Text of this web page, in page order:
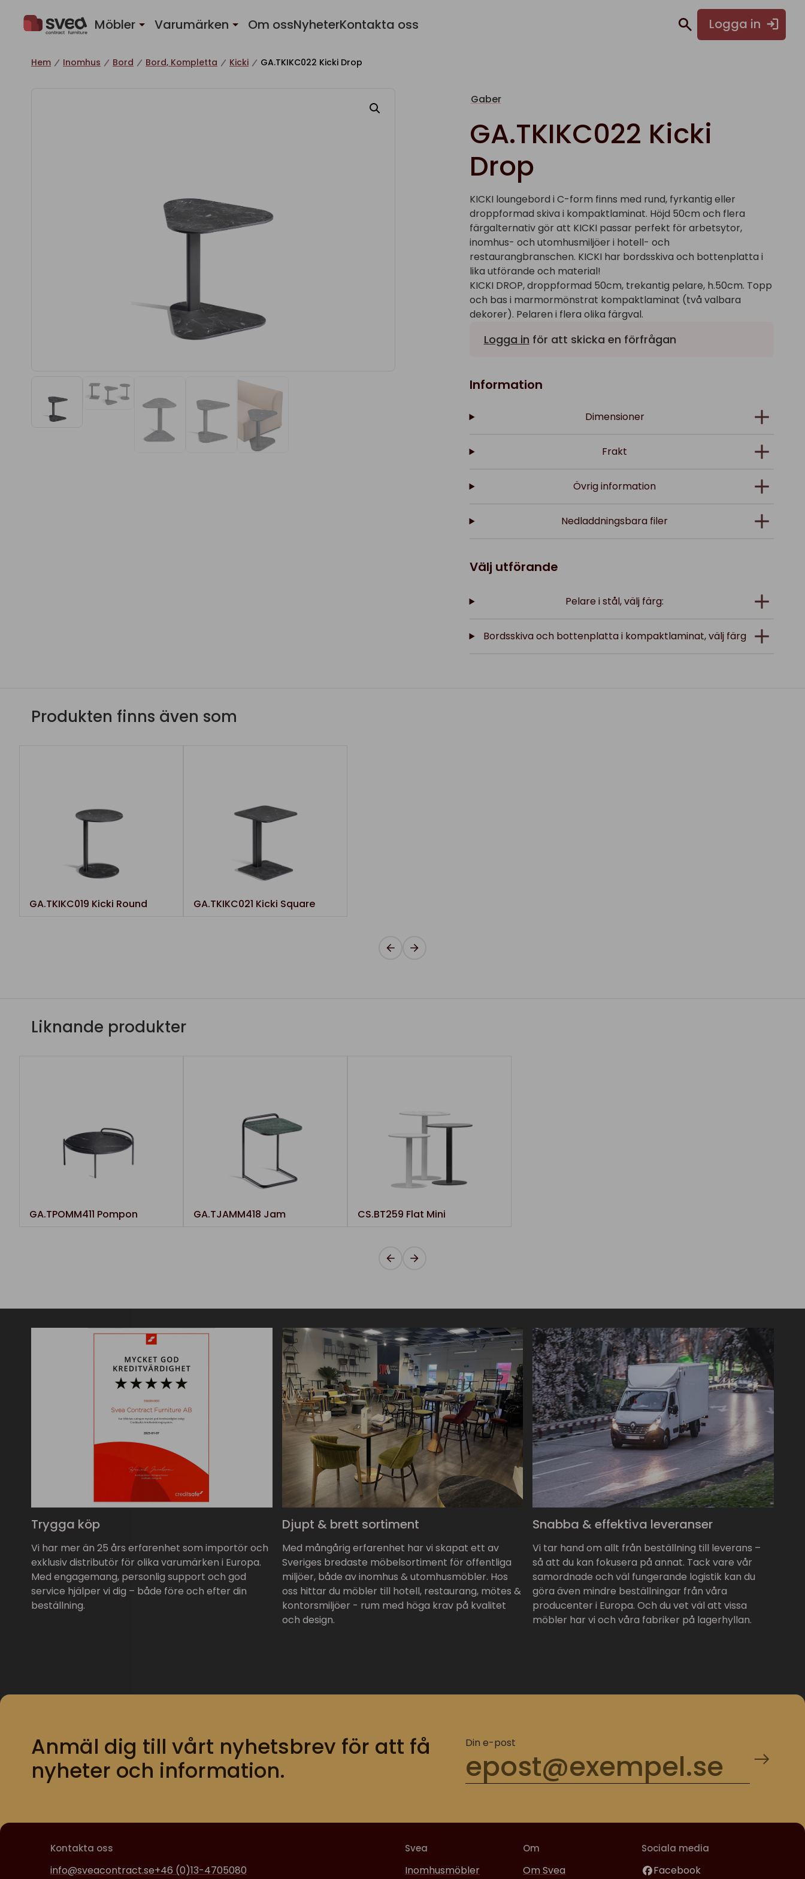
Möbler Varumärken Om ossNyheterKontakta oss Logga in
Hem Inomhus Bord Bord, Kompletta Kicki GA.TKIKC022 Kicki Drop
Gaber
GA.TKIKC022 Kicki
Drop
KICKI loungebord i C-form finns med rund, fyrkantig eller
droppformad skiva i kompaktlaminat. Höjd 50cm och flera
färgalternativ gör att KICKI passar perfekt för arbetsytor,
inomhus- och utomhusmiljöer i hotell- och
restaurangbranschen. KICKI har bordsskiva och bottenplatta i
lika utförande och material!
KICKI DROP, droppformad 50cm, trekantig pelare, h.50cm. Topp
och bas i marmormönstrat kompaktlaminat (två valbara
dekorer). Pelaren i flera olika färgval.
Logga in för att skicka en förfrågan
Information
Dimensioner
Frakt
Övrig information
Nedladdningsbara filer
Välj utförande
Pelare i stål, välj färg:
Bordsskiva och bottenplatta i kompaktlaminat, välj färg
Produkten finns även som
GA.TKIKC019 Kicki Round GA.TKIKC021 Kicki Square
Liknande produkter
GA.TPOMM411 Pompon GA.TJAMM418 Jam CS.BT259 Flat Mini
Trygga köp
Vi har mer än 25 års erfarenhet som importör och
exklusiv distributör för olika varumärken i Europa.
Med engagemang, personlig support och god
service hjälper vi dig – både före och efter din
beställning.
Djupt & brett sortiment
Med mångårig erfarenhet har vi skapat ett av
Sveriges bredaste möbelsortiment för offentliga
miljöer, både av inomhus & utomhusmöbler. Hos
oss hittar du möbler till hotell, restaurang, mötes &
kontorsmiljöer - rum med höga krav på kvalitet
och design.
Snabba & effektiva leveranser
Vi tar hand om allt från beställning till leverans –
så att du kan fokusera på annat. Tack vare vår
samordnade och väl fungerande logistik kan du
göra även mindre beställningar från våra
producenter i Europa. Och du vet väl att vissa
möbler har vi och våra fabriker på lagerhyllan.
Anmäl dig till vårt nyhetsbrev för att få
nyheter och information.
Din e-post
Kontakta oss
info@sveacontract.se+46 (0)13-4705080
Svea
Inomhusmöbler
Om
Om Svea
Sociala media
Facebook